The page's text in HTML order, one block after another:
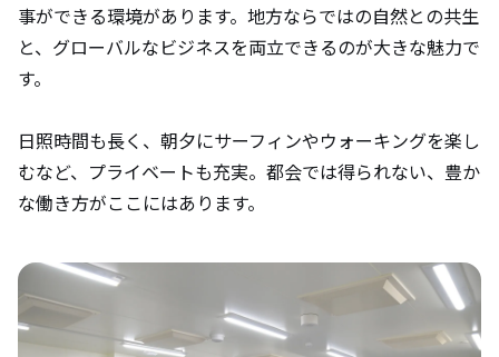
事ができる環境があります。地方ならではの自然との共生
と、グローバルなビジネスを両立できるのが大きな魅力で
す。
日照時間も長く、朝夕にサーフィンやウォーキングを楽し
むなど、プライベートも充実。都会では得られない、豊か
な働き方がここにはあります。